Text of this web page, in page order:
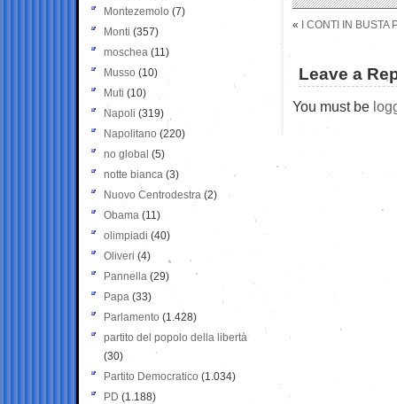
« I CONTI IN BUSTA
Leave a
You must be
Montezemolo (7)
Monti (357)
moschea (11)
Musso (10)
Muti (10)
Napoli (319)
Napolitano (220)
no global (5)
notte bianca (3)
Nuovo Centrodestra (2)
Obama (11)
olimpiadi (40)
Oliveri (4)
Pannella (29)
Papa (33)
Parlamento (1.428)
partito del popolo della libertà
(30)
Partito Democratico (1.034)
PD (1.188)